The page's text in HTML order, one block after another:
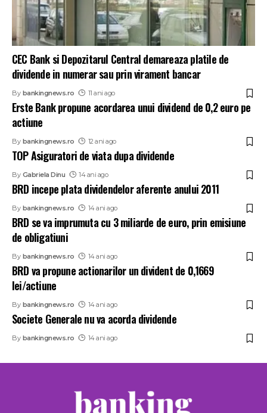
CEC Bank si Depozitarul Central demareaza platile de
dividende in numerar sau prin virament bancar
By bankingnews.ro 11 ani ago
Erste Bank propune acordarea unui dividend de 0,2 euro pe
actiune
By bankingnews.ro 12 ani ago
TOP Asiguratori de viata dupa dividende
By Gabriela Dinu 14 ani ago
BRD incepe plata dividendelor aferente anului 2011
By bankingnews.ro 14 ani ago
BRD se va imprumuta cu 3 miliarde de euro, prin emisiune
de obligatiuni
By bankingnews.ro 14 ani ago
BRD va propune actionarilor un divident de 0,1669
lei/actiune
By bankingnews.ro 14 ani ago
Societe Generale nu va acorda dividende
By bankingnews.ro 14 ani ago